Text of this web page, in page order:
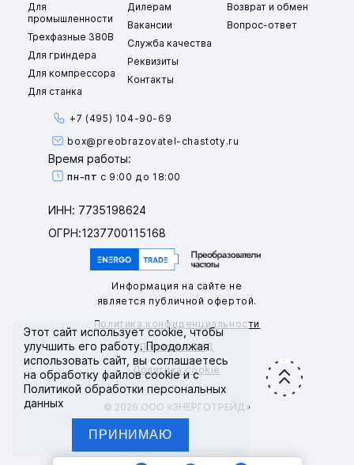
Для
промышленности
Трехфазные 380В
Для гриндера
Для компрессора
Для станка
Дилерам
Вакансии
Служба качества
Реквизиты
Контакты
Возврат и обмен
Вопрос-ответ
+7 (495) 104-90-69
box@preobrazovatel-chastoty.ru
Время работы:
пн-пт с 9:00 до 18:00
ИНН: 7735198624
ОГРН:1237700115168
Информация на сайте не
является публичной офертой.
Политика конфиденциальности
Политика ПНД
Политика cookie
© 2026 ООО «ЭНЕРГОТРЕЙД»
Этот сайт используетcookie, чтобы
улучшить его работу. Продолжая
использовать сайт, вы соглашаетесь
на обработку файлов cookie и с
Политикой обработки персональных
данных